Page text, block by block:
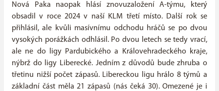
Nová Paka naopak hlásí znovuzaložení A-týmu, který
obsadil v roce 2024 v naší KLM třetí místo. Další rok se
přihlásil, ale kvůli masívnímu odchodu hráčů se po dvou
vysokých porážkách odhlásil. Po dvou letech se tedy vrací,
ale ne do ligy Pardubického a Královehradeckého kraje,
nýbrž do ligy Liberecké. Jedním z důvodů bude zhruba o
třetinu nižší počet zápasů. Libereckou ligu hrálo 8 týmů a
základní část měla 21 zápasů (nás čeká 30). Omezené je i